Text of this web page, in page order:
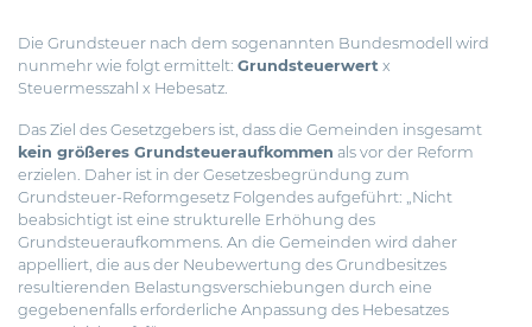
Die Grundsteuer nach dem sogenannten Bundesmodell wird
nunmehr wie folgt ermittelt: Grundsteuerwert x
Steuermesszahl x Hebesatz.
Das Ziel des Gesetzgebers ist, dass die Gemeinden insgesamt
kein größeres Grundsteueraufkommen als vor der Reform
erzielen. Daher ist in der Gesetzesbegründung zum
Grundsteuer-Reformgesetz Folgendes aufgeführt: „Nicht
beabsichtigt ist eine strukturelle Erhöhung des
Grundsteueraufkommens. An die Gemeinden wird daher
appelliert, die aus der Neubewertung des Grundbesitzes
resultierenden Belastungsverschiebungen durch eine
gegebenenfalls erforderliche Anpassung des Hebesatzes